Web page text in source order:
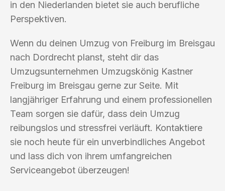
in den Niederlanden bietet sie auch berufliche
Perspektiven.
Wenn du deinen Umzug von Freiburg im Breisgau
nach Dordrecht planst, steht dir das
Umzugsunternehmen Umzugskönig Kastner
Freiburg im Breisgau gerne zur Seite. Mit
langjähriger Erfahrung und einem professionellen
Team sorgen sie dafür, dass dein Umzug
reibungslos und stressfrei verläuft. Kontaktiere
sie noch heute für ein unverbindliches Angebot
und lass dich von ihrem umfangreichen
Serviceangebot überzeugen!